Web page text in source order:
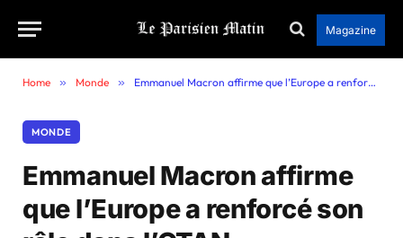
Magazine
Home » Monde » Emmanuel Macron affirme que l’Europe a renforcé son rôle dans l’OTAN
MONDE
Emmanuel Macron affirme
que l’Europe a renforcé son